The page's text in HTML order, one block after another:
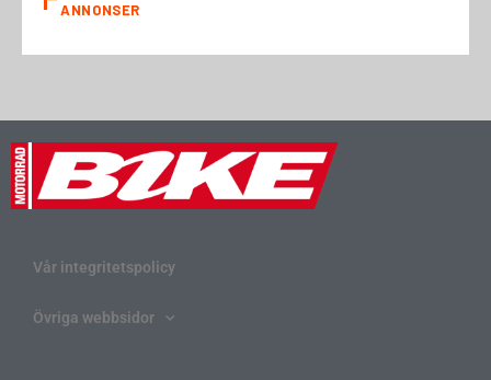
ANNONSER
Vår integritetspolicy
Övriga webbsidor